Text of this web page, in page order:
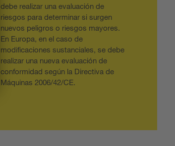
debe realizar una evaluación de
riesgos para determinar si surgen
nuevos peligros o riesgos mayores.
En Europa, en el caso de
modificaciones sustanciales, se debe
realizar una nueva evaluación de
conformidad según la Directiva de
Máquinas 2006/42/CE.